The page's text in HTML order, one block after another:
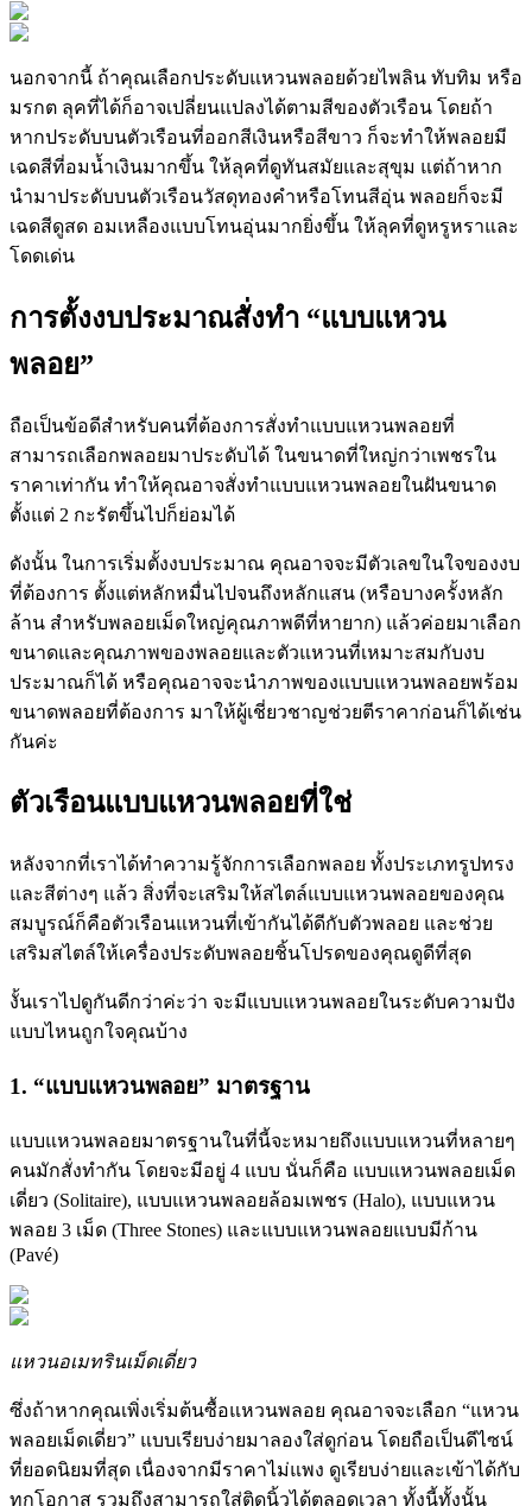
นอกจากนี้ ถ้าคุณเลือกประดับแหวนพลอยด้วยไพลิน ทับทิม หรือ
มรกต ลุคที่ได้ก็อาจเปลี่ยนแปลงได้ตามสีของตัวเรือน โดยถ้า
หากประดับบนตัวเรือนที่ออกสีเงินหรือสีขาว ก็จะทำให้พลอยมี
เฉดสีที่อมน้ำเงินมากขึ้น ให้ลุคที่ดูทันสมัยและสุขุม แต่ถ้าหาก
นำมาประดับบนตัวเรือนวัสดุทองคำหรือโทนสีอุ่น พลอยก็จะมี
เฉดสีดูสด อมเหลืองแบบโทนอุ่นมากยิ่งขึ้น ให้ลุคที่ดูหรูหราและ
โดดเด่น
การตั้งงบประมาณสั่งทำ “แบบแหวน
พลอย”
ถือเป็นข้อดีสำหรับคนที่ต้องการสั่งทำแบบแหวนพลอยที่
สามารถเลือกพลอยมาประดับได้ ในขนาดที่ใหญ่กว่าเพชรใน
ราคาเท่ากัน ทำให้คุณอาจสั่งทำแบบแหวนพลอยในฝันขนาด
ตั้งแต่ 2 กะรัตขึ้นไปก็ย่อมได้
ดังนั้น ในการเริ่มตั้งงบประมาณ คุณอาจจะมีตัวเลขในใจของงบ
ที่ต้องการ ตั้งแต่หลักหมื่นไปจนถึงหลักแสน (หรือบางครั้งหลัก
ล้าน สำหรับพลอยเม็ดใหญ่คุณภาพดีที่หายาก) แล้วค่อยมาเลือก
ขนาดและคุณภาพของพลอยและตัวแหวนที่เหมาะสมกับงบ
ประมาณก็ได้ หรือคุณอาจจะนำภาพของแบบแหวนพลอยพร้อม
ขนาดพลอยที่ต้องการ มาให้ผู้เชี่ยวชาญช่วยตีราคาก่อนก็ได้เช่น
กันค่ะ
ตัวเรือนแบบแหวนพลอยที่ใช่
หลังจากที่เราได้ทำความรู้จักการเลือกพลอย ทั้งประเภทรูปทรง
และสีต่างๆ แล้ว สิ่งที่จะเสริมให้สไตล์แบบแหวนพลอยของคุณ
สมบูรณ์ก็คือตัวเรือนแหวนที่เข้ากันได้ดีกับตัวพลอย และช่วย
เสริมสไตล์ให้เครื่องประดับพลอยชิ้นโปรดของคุณดูดีที่สุด
งั้นเราไปดูกันดีกว่าค่ะว่า จะมีแบบแหวนพลอยในระดับความปัง
แบบไหนถูกใจคุณบ้าง
1. “แบบแหวนพลอย” มาตรฐาน
แบบแหวนพลอยมาตรฐานในที่นี้จะหมายถึงแบบแหวนที่หลายๆ
คนมักสั่งทำกัน โดยจะมีอยู่ 4 แบบ นั่นก็คือ แบบแหวนพลอยเม็ด
เดี่ยว (Solitaire), แบบแหวนพลอยล้อมเพชร (Halo), แบบแหวน
พลอย 3 เม็ด (Three Stones) และแบบแหวนพลอยแบบมีก้าน
(Pavé)
แหวนอเมทรินเม็ดเดี่ยว
ซึ่งถ้าหากคุณเพิ่งเริ่มต้นซื้อแหวนพลอย คุณอาจจะเลือก “แหวน
พลอยเม็ดเดี่ยว” แบบเรียบง่ายมาลองใส่ดูก่อน โดยถือเป็นดีไซน์
ที่ยอดนิยมที่สุด เนื่องจากมีราคาไม่แพง ดูเรียบง่ายและเข้าได้กับ
ทุกโอกาส รวมถึงสามารถใส่ติดนิ้วได้ตลอดเวลา ทั้งนี้ทั้งนั้น